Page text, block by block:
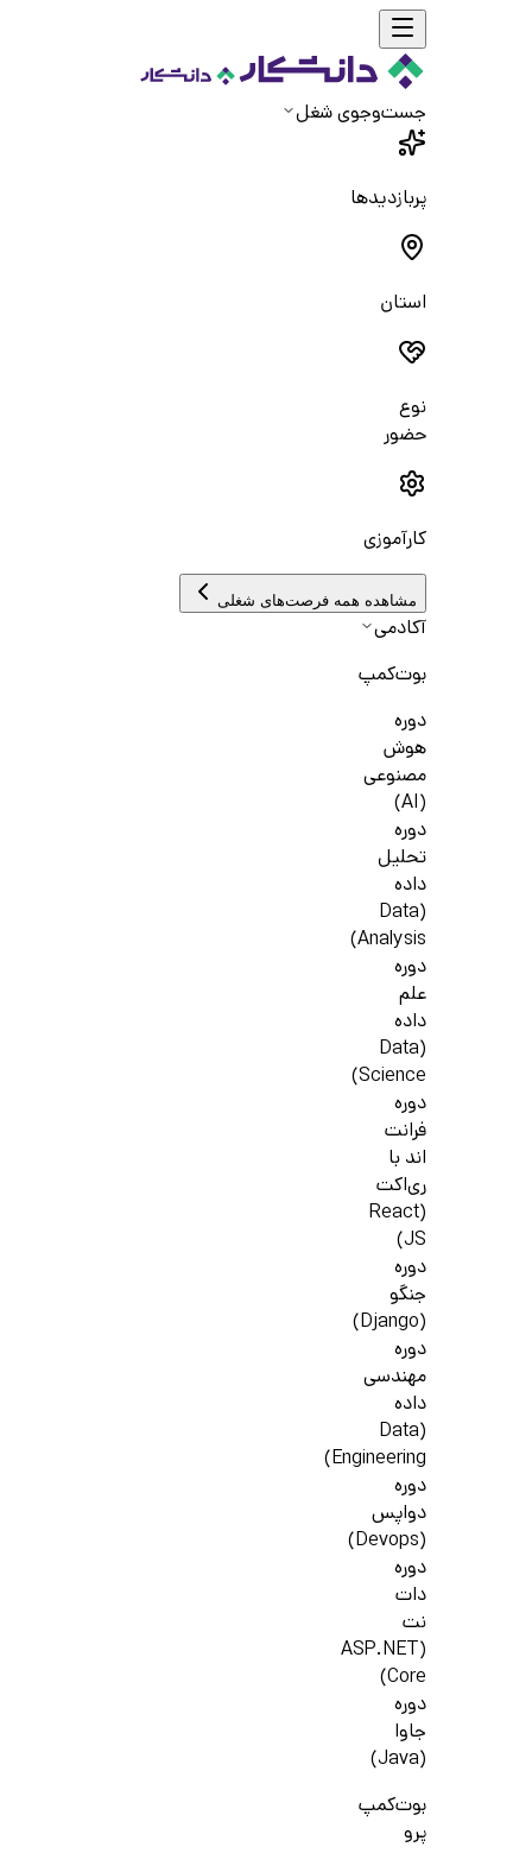
جست‌و‌جوی شغل
پربازدیدها
استان
نوع
حضور
کارآموزی
مشاهده همه فرصت‌های شغلی
آکادمی
بوت‌کمپ
دوره
هوش
مصنوعی
(AI)
دوره
تحلیل
داده
(Data
Analysis)
دوره
علم
داده
(Data
Science)
دوره
فرانت
اند با
ری‌اکت
(React
JS)
دوره
جنگو
(Django)
دوره
مهندسی
داده
(Data
Engineering)
دوره
دواپس
(Devops)
دوره
دات
نت
(ASP.NET
Core)
دوره
جاوا
(Java)
بوت‌کمپ
پرو